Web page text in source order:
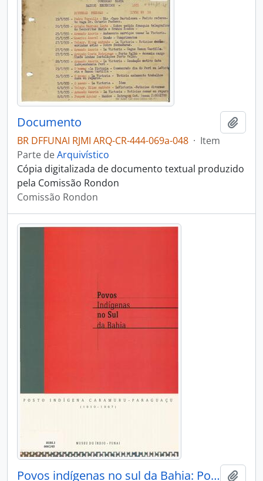
Documento
BR DFFUNAI RJMI ARQ-CR-444-069a-048 · Item
Parte deArquivístico
Cópia digitalizada de documento textual produzido
pela Comissão Rondon
Comissão Rondon
Povos indígenas no sul da Bahia: Posto indigena Caramuru-Paraguaçu (1910-1967)